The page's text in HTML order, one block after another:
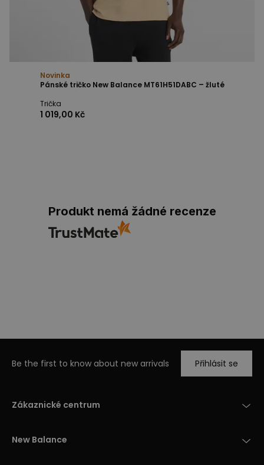
Novinka
Pánské tričko New Balance MT61H51DABC – žluté
Trička
1 019,00 Kč
Produkt nemá žádné recenze
Be the first to know about new arrivals Přihlásit se
Zákaznické centrum
New Balance